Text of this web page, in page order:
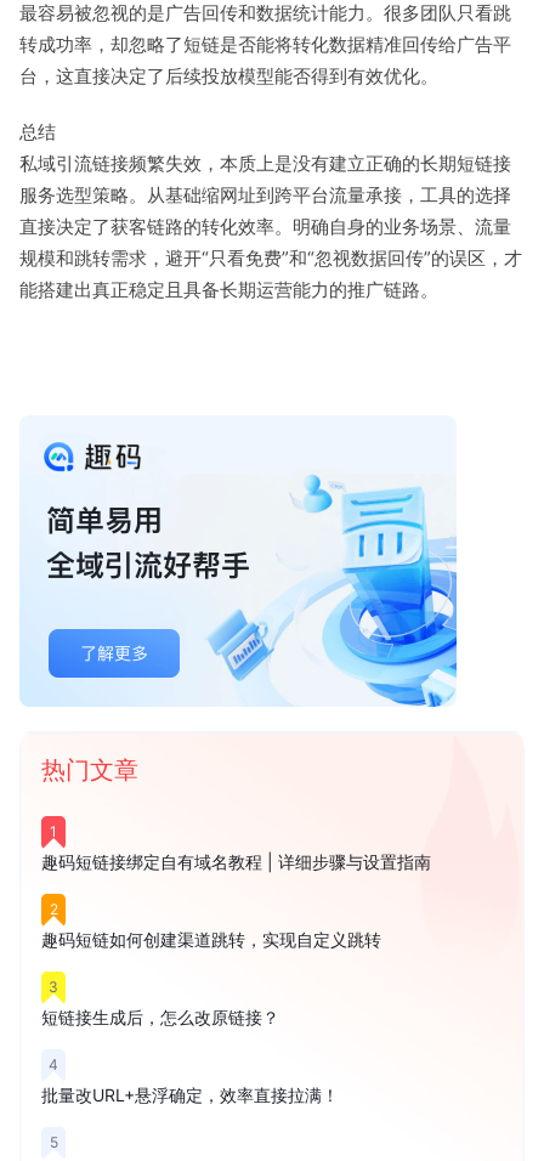
最容易被忽视的是广告回传和数据统计能力。很多团队只看跳
转成功率，却忽略了短链是否能将转化数据精准回传给广告平
台，这直接决定了后续投放模型能否得到有效优化。
总结
私域引流链接频繁失效，本质上是没有建立正确的长期短链接
服务选型策略。从基础缩网址到跨平台流量承接，工具的选择
直接决定了获客链路的转化效率。明确自身的业务场景、流量
规模和跳转需求，避开“只看免费”和“忽视数据回传”的误区，才
能搭建出真正稳定且具备长期运营能力的推广链路。
热门文章
1
趣码短链接绑定自有域名教程 | 详细步骤与设置指南
2
趣码短链如何创建渠道跳转，实现自定义跳转
3
短链接生成后，怎么改原链接？
4
批量改URL+悬浮确定，效率直接拉满！
5